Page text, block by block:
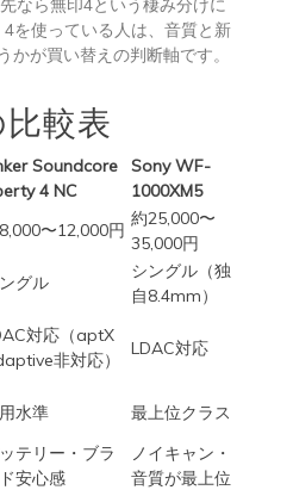
を使っている人は、音質と新
かが買い替えの判断軸です。
較表
Soundcore
4 NC
Sony WF-
1000XM5
〜12,000円
約25,000〜
35,000円
グル
シングル（独
自8.4mm）
対応（aptX
非対応）
LDAC対応
水準 最上位クラス
テリー・ブラ
安心感
ノイキャン・
音質が最上位